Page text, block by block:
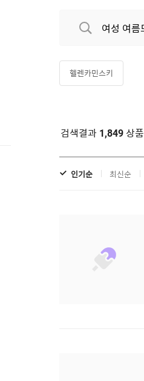
헬렌카민스키
검색결과 1,849 상품
인기순 최신순